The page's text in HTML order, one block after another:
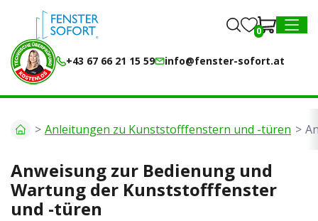
MENU
+43 67 66 21 15 59 info@fenster-sofort.at
0
Anleitungen zu Kunststofffenstern und -türen
Anweisung zur Bedienung und
Wartung der Kunststofffenster
und -türen